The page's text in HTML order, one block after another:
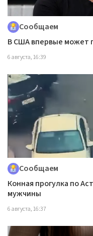
Сообщаем
В США впервые может
6 августа, 16:39
Сообщаем
Конная прогулка по
мужчины
6 августа, 16:37